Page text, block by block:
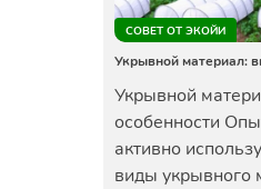
СОВЕТ ОТ ЭКОЙИ
Укрывной материал:
Укрывной
особенности
активно
виды укрывного